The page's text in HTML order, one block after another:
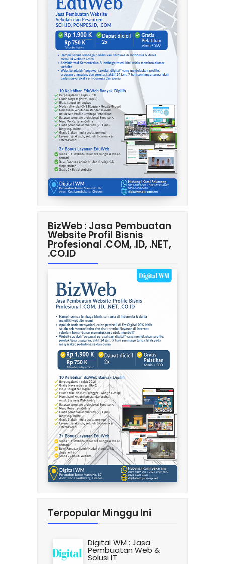
BizWeb : Jasa Pembuatan
Website Profil Bisnis
Profesional .COM, .ID, .NET,
.CO.ID
Terpopular Minggu Ini
Digital WM : Jasa
Pembuatan Web &
Solusi IT